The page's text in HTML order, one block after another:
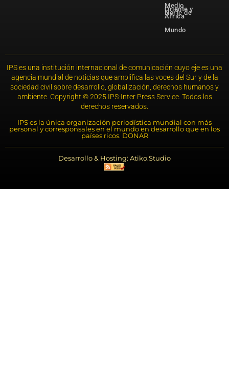
Medio
Oriente y
Norte de
África
Mundo
IPS es una institución internacional de comunicación cuyo eje es una
agencia mundial de noticias que amplifica las voces del Sur y de la
sociedad civil sobre desarrollo, globalización, derechos humanos y
ambiente. Copyright © 2025 IPS-Inter Press Service. Todos los
derechos reservados.
IPS es la única organización periodística mundial con más
personal y corresponsales en el mundo en desarrollo que en los
países ricos. DONAR
Desarrollo & Hosting: Atiko.Studio